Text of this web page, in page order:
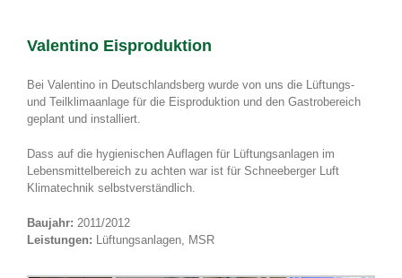
Valentino Eisproduktion
Bei Valentino in Deutschlandsberg wurde von uns die Lüftungs-
und Teilklimaanlage für die Eisproduktion und den Gastrobereich
geplant und installiert.
Dass auf die hygienischen Auflagen für Lüftungsanlagen im
Lebensmittelbereich zu achten war ist für Schneeberger Luft
Klimatechnik selbstverständlich.
Baujahr: 2011/2012
Leistungen: Lüftungsanlagen, MSR